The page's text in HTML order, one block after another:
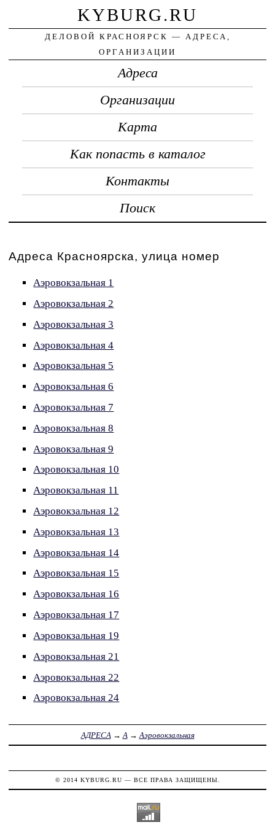
KYBURG.RU
ДЕЛОВОЙ КРАСНОЯРСК — АДРЕСА,
ОРГАНИЗАЦИИ
Адреса
Организации
Карта
Как попасть в каталог
Контакты
Поиск
Адреса Красноярска, улица номер
Аэровокзальная 1
Аэровокзальная 2
Аэровокзальная 3
Аэровокзальная 4
Аэровокзальная 5
Аэровокзальная 6
Аэровокзальная 7
Аэровокзальная 8
Аэровокзальная 9
Аэровокзальная 10
Аэровокзальная 11
Аэровокзальная 12
Аэровокзальная 13
Аэровокзальная 14
Аэровокзальная 15
Аэровокзальная 16
Аэровокзальная 17
Аэровокзальная 19
Аэровокзальная 21
Аэровокзальная 22
Аэровокзальная 24
АДРЕСА → А → Аэровокзальная
© 2014 KYBURG.RU — ВСЕ ПРАВА ЗАЩИЩЕНЫ.